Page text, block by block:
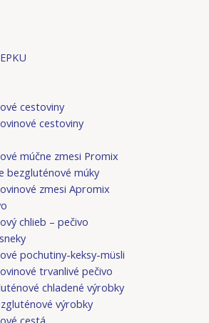
cestoviny
cestoviny
múčne zmesi Promix
bezgluténové múky
zmesi Apromix
chlieb – pečivo
pochutiny-keksy-müsli
trvanlivé pečivo
chladené výrobky
výrobky
cestá